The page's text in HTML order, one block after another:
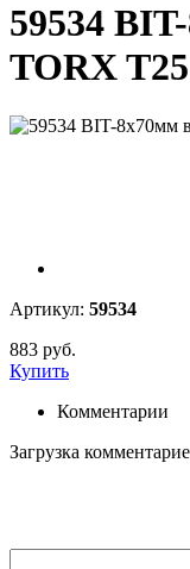
59534
TORX
Артикул: 59534
883 руб.
Купить
Комментарии
Загрузка